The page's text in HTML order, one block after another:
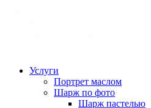
Услуги
Портрет маслом
Шарж по фото
Шарж пастелью